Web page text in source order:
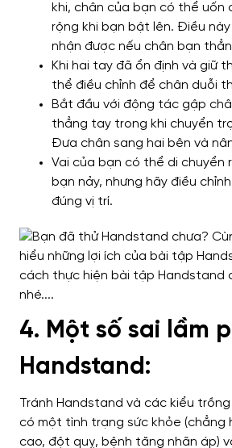
khi, chân của bạn có thể uốn
rộng khi bạn bật lên. Điều
nhận được nếu chân bạn
Khi hai tay đã ổn định và giữ
thể điều chỉnh để chân duỗi
Bắt đầu với động tác gập
thẳng tay trong khi chuyển
Đưa chân sang hai bên và
Vai của bạn có thể di chuyển
bạn nảy, nhưng hãy điều
đúng vị trí.
4. Một số sai lầm
Handstand:
Tránh Handstand và các kiểu
có một tình trạng sức khỏe (chẳng
cao, đột quỵ, bệnh tăng nhãn áp)